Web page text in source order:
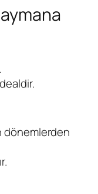
dönemlerden